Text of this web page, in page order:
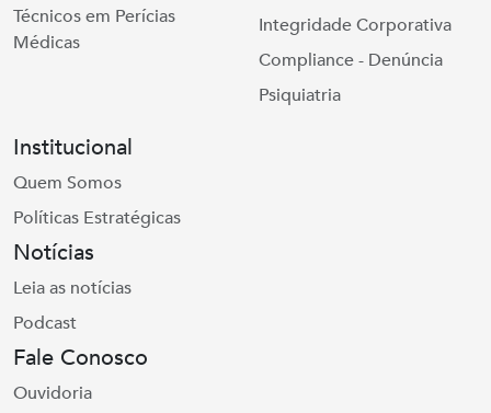
Técnicos em Perícias
Médicas
Integridade Corporativa
Compliance - Denúncia
Psiquiatria
Institucional
Quem Somos
Políticas Estratégicas
Notícias
Leia as notícias
Podcast
Fale Conosco
Ouvidoria